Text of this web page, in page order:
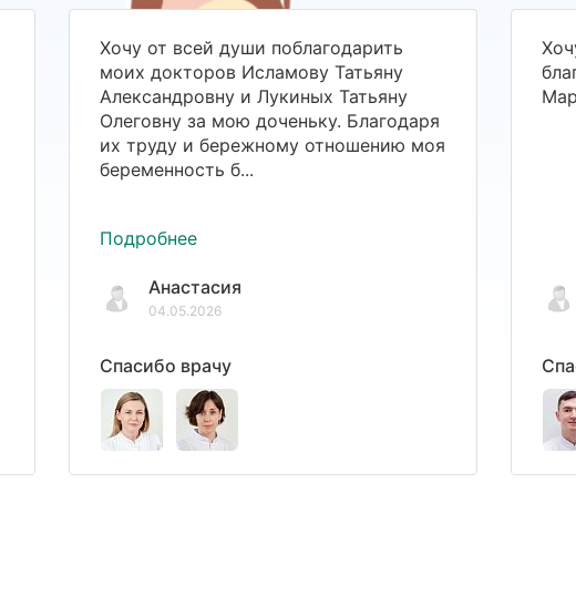
Хочу от всей души поблагодарить
моих докторов Исламову Татьяну
Александровну и Лукиных Татьяну
Олеговну за мою доченьку. Благодаря
их труду и бережному отношению моя
беременность б...
Подробнее
Анастасия
04.05.2026
Спасибо врачу